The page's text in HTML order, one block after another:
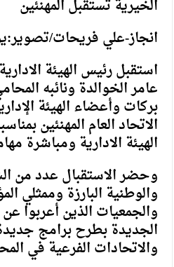
الخيرية تستقبل المهنئين
انجاز-علي فريحات/
استقبل رئيس الهيئة
عامر الخوالدة ونائبه
بركات وأعضاء الهيئة
الاتحاد العام المهنئين
الهيئة الادارية ومباشرة
وحضر الاستقبال عدد من
والوطنية البارزة وممثلي
والجمعيات الذين أعربوا عن
الجديدة بطرح برامج
والاتحادات الفرعية في